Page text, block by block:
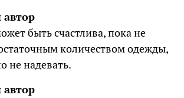
быть счастлива, пока не
количеством одежды,
не надевать.